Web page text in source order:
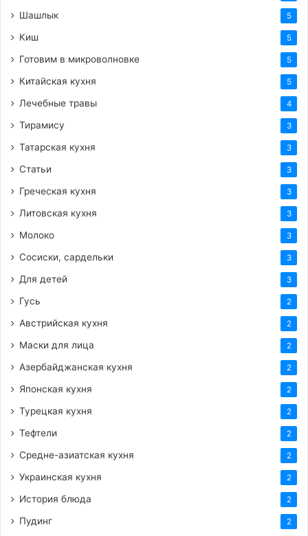
Шашлык 5
Киш 5
Готовим в микроволновке 5
Китайская кухня 5
Лечебные травы 4
Тирамису 3
Татарская кухня 3
Статьи 3
Греческая кухня 3
Литовская кухня 3
Молоко 3
Сосиски, сардельки 3
Для детей 3
Гусь 2
Австрийская кухня 2
Маски для лица 2
Азербайджанская кухня 2
Японская кухня 2
Турецкая кухня 2
Тефтели 2
Средне-азиатская кухня 2
Украинская кухня 2
История блюда 2
Пудинг 2